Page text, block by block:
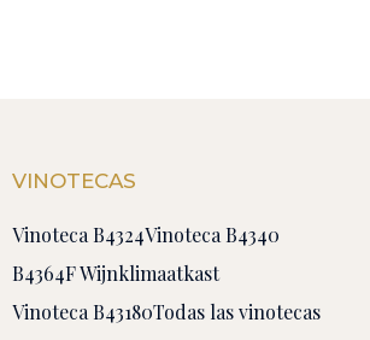
VINOTECAS
Vinoteca B4324Vinoteca B4340
B4364F Wijnklimaatkast
Vinoteca B43180Todas las vinotecas